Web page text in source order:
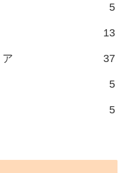
5
13
37
5
5